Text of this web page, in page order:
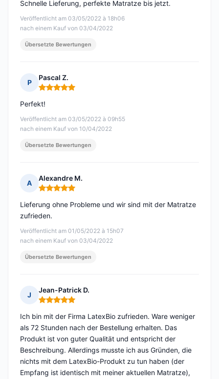
Veröffentlicht am 03/05/2022 à 18h06
nach einem Kauf von 03/04/2022
Schnelle Lieferung, perfekte Matratze bis jetzt.
Übersetzte Bewertungen
P
Pascal Z.
Hinweis: 5 von 5
Veröffentlicht am 03/05/2022 à 09h55
nach einem Kauf von 10/04/2022
Perfekt!
Übersetzte Bewertungen
A
Alexandre M.
Hinweis: 5 von 5
Veröffentlicht am 01/05/2022 à 15h07
nach einem Kauf von 03/04/2022
Lieferung ohne Probleme und wir sind mit der Matratze
zufrieden.
Übersetzte Bewertungen
J
Jean-Patrick D.
Hinweis: 5 von 5
Ich bin mit der Firma LatexBio zufrieden. Ware weniger
als 72 Stunden nach der Bestellung erhalten. Das
Produkt ist von guter Qualität und entspricht der
Beschreibung. Allerdings musste ich aus Gründen, die
nichts mit dem LatexBio-Produkt zu tun haben (der
Empfang ist identisch mit meiner aktuellen Matratze),